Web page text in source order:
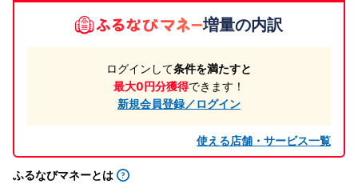
増量の内訳
ログインして条件を満たすと
最大0円分獲得できます！
新規会員登録／ログイン
使える店舗・サービス一覧
ふるなびマネーとは